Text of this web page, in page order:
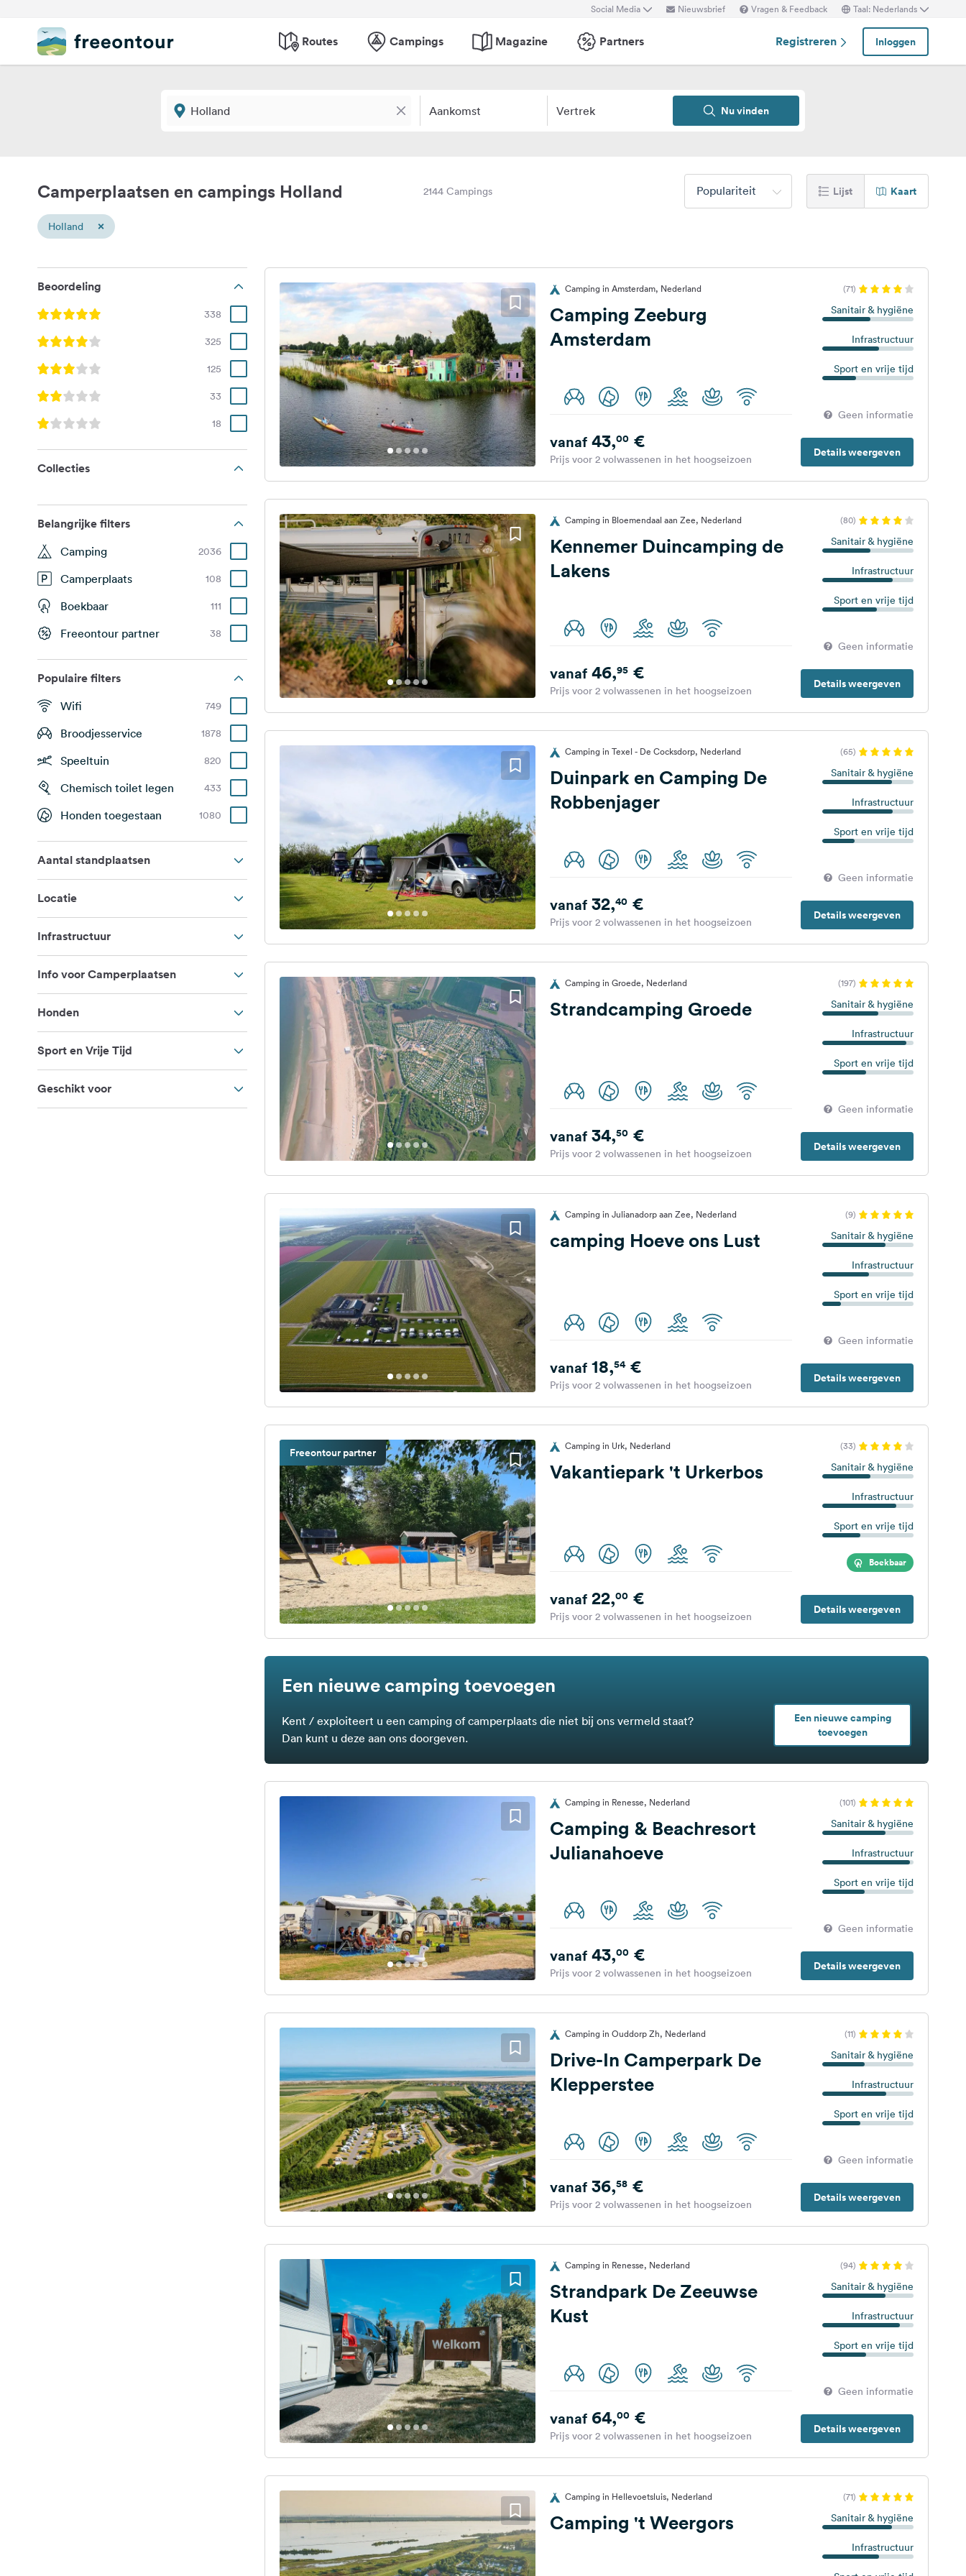
Social Media Nieuwsbrief Vragen & Feedback Taal: Nederlands
Routes Campings Magazine Partners Registreren Inloggen
Aankomst Vertrek Nu vinden
Camperplaatsen en campings Holland 2144 Campings Populariteit Lijst Kaart
Holland ×
Beoordeling
338
325
125
33
18
Collecties
Belangrijke filters
Camping 2036
Camperplaats 108
Boekbaar 111
Freeontour partner 38
Populaire filters
Wifi 749
Broodjesservice 1878
Speeltuin 820
Chemisch toilet legen 433
Honden toegestaan 1080
Aantal standplaatsen
Locatie
Infrastructuur
Info voor Camperplaatsen
Honden
Sport en Vrije Tijd
Geschikt voor
Camping in Amsterdam, Nederland (71)
Camping Zeeburg
Amsterdam
Sanitair & hygiëne
Infrastructuur
Sport en vrije tijd
Geen informatie
Details weergeven
vanaf43,00€
Prijs voor 2 volwassenen in het hoogseizoen
Camping in Bloemendaal aan Zee, Nederland (80)
Kennemer Duincamping de
Lakens
Sanitair & hygiëne
Infrastructuur
Sport en vrije tijd
Geen informatie
Details weergeven
vanaf46,95€
Prijs voor 2 volwassenen in het hoogseizoen
Camping in Texel - De Cocksdorp, Nederland (65)
Duinpark en Camping De
Robbenjager
Sanitair & hygiëne
Infrastructuur
Sport en vrije tijd
Geen informatie
Details weergeven
vanaf32,40€
Prijs voor 2 volwassenen in het hoogseizoen
Camping in Groede, Nederland (197)
Strandcamping Groede Sanitair & hygiëne
Infrastructuur
Sport en vrije tijd
Geen informatie
Details weergeven
vanaf34,50€
Prijs voor 2 volwassenen in het hoogseizoen
Camping in Julianadorp aan Zee, Nederland (9)
camping Hoeve ons Lust Sanitair & hygiëne
Infrastructuur
Sport en vrije tijd
Geen informatie
Details weergeven
vanaf18,54€
Prijs voor 2 volwassenen in het hoogseizoen
Freeontour partner Camping in Urk, Nederland (33)
Vakantiepark 't Urkerbos Sanitair & hygiëne
Infrastructuur
Sport en vrije tijd
Boekbaar
Details weergeven
vanaf22,00€
Prijs voor 2 volwassenen in het hoogseizoen
Een nieuwe camping toevoegen
Kent / exploiteert u een camping of camperplaats die niet bij ons vermeld staat?
Dan kunt u deze aan ons doorgeven.
Een nieuwe camping
toevoegen
Camping in Renesse, Nederland (101)
Camping & Beachresort
Julianahoeve
Sanitair & hygiëne
Infrastructuur
Sport en vrije tijd
Geen informatie
Details weergeven
vanaf43,00€
Prijs voor 2 volwassenen in het hoogseizoen
Camping in Ouddorp Zh, Nederland (11)
Drive-In Camperpark De
Klepperstee
Sanitair & hygiëne
Infrastructuur
Sport en vrije tijd
Geen informatie
Details weergeven
vanaf36,58€
Prijs voor 2 volwassenen in het hoogseizoen
Camping in Renesse, Nederland (94)
Strandpark De Zeeuwse
Kust
Sanitair & hygiëne
Infrastructuur
Sport en vrije tijd
Geen informatie
Details weergeven
vanaf64,00€
Prijs voor 2 volwassenen in het hoogseizoen
Camping in Hellevoetsluis, Nederland (71)
Camping 't Weergors Sanitair & hygiëne
Infrastructuur